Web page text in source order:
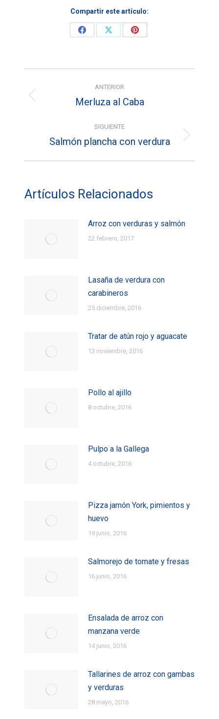
Compartir este artículo:
Share
Share
Share
entre
ANTERIOR
Entrada
Merluza al Caba
SIGUIENTE
Entrada
Salmón plancha con verdura
Artículos Relacionados
Arroz con verduras y salmón
22 febrero, 2017
Lasaña de verdura con
carabineros
25 diciembre, 2016
Tratar de atún rojo y aguacate
13 noviembre, 2016
Pollo al ajillo
8 octubre, 2016
Pulpo a la Gallega
4 octubre, 2016
Pizza jamón York, pimientos y
huevo
19 junio, 2016
Salmorejo de tomate y fresas
16 junio, 2016
Ensalada de arroz con
manzana verde
14 junio, 2016
Tallarines de arroz con gambas
y verduras
28 mayo, 2016